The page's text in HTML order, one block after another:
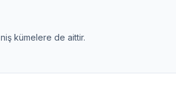
kümelere de aittir.